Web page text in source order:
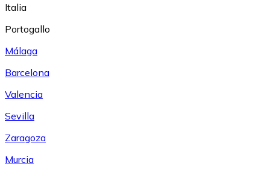
Italia
Portogallo
Málaga
Barcelona
Valencia
Sevilla
Zaragoza
Murcia